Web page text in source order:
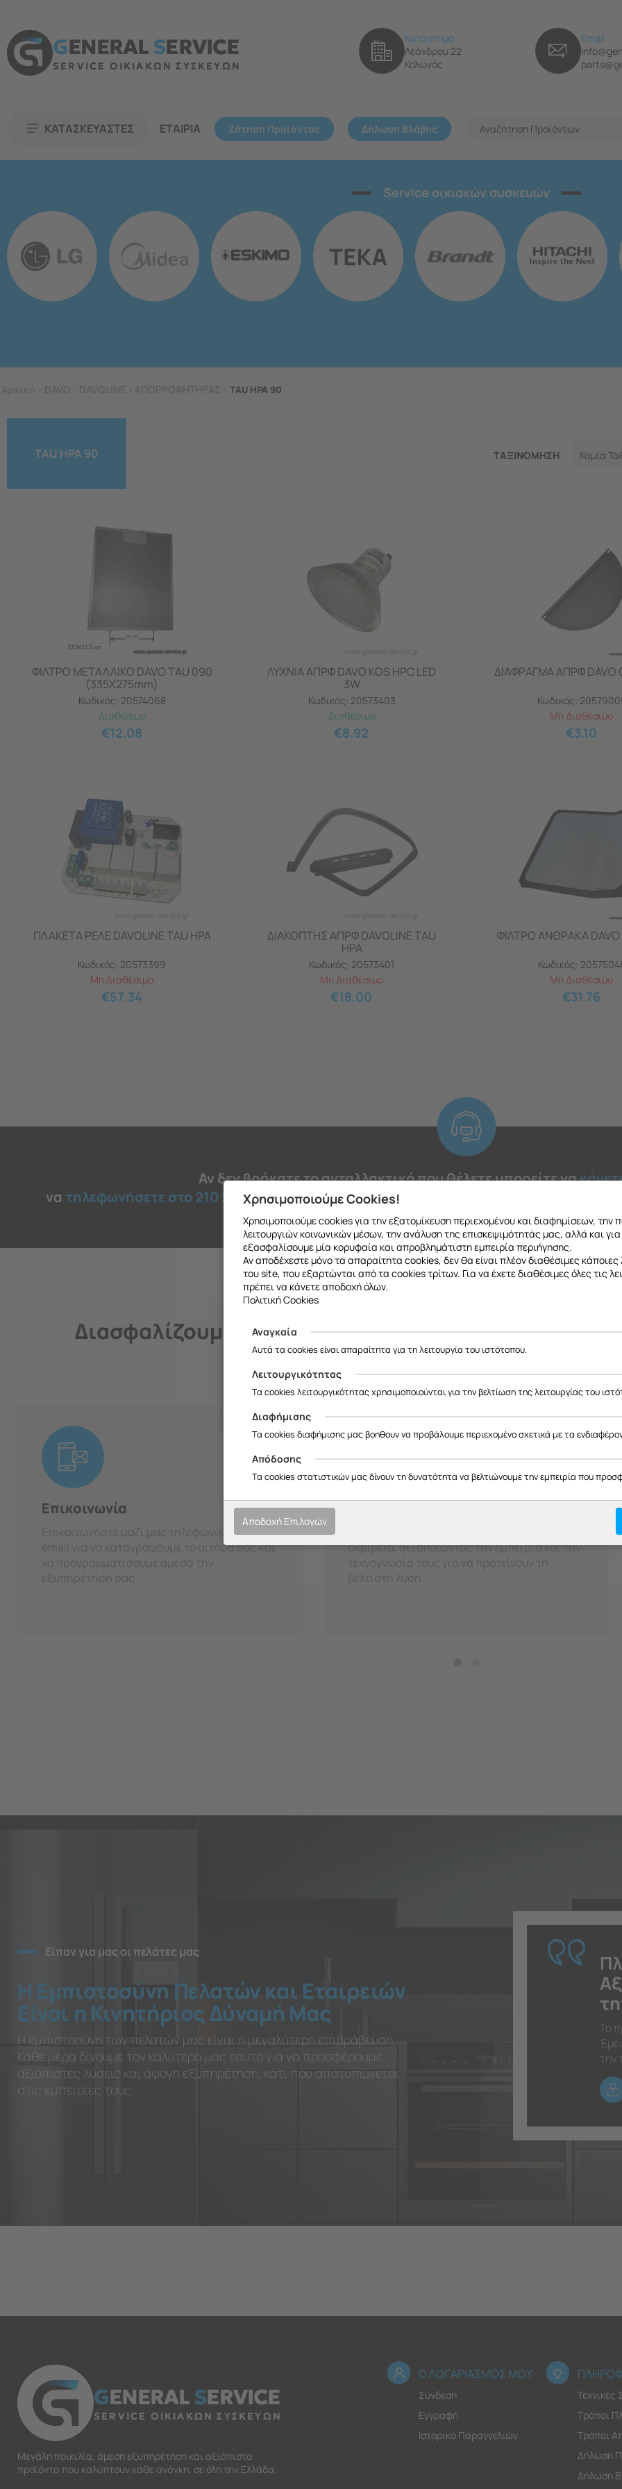
GENERALSERVICE
SERVICE ΟΙΚΙΑΚΩΝ ΣΥΣΚΕΥΩΝ
Κατάστημα
Λεάνδρου 22
Κολωνός
Email
ΚΑΤΑΣΚΕΥΑΣΤΕΣ ΕΤΑΙΡΙΑ Ζήτηση Προϊόντος Δήλωση Βλάβης
Service οικιακών συσκευών
TAU HPA 90
TAU HPA 90 ΤΑΞΙΝΟΜΗΣΗ Καμία
ΦΙΛΤΡΟ ΜΕΤΑΛΛΙΚΟ DAVO TAU 090
(335X275mm)
Κωδικός: 20574068
Διαθέσιμο
€12.08
ΛΥΧΝΙΑ ΑΠΡΦ DAVO KOS HPC LED
3W
Κωδικός: 20573403
Διαθέσιμο
€8.92
ΔΙΑΦΡΑΓΜΑ ΑΠΡΦ DAVO
Κωδικός:
Μη Διαθέσιμο
€3.10
ΠΛΑΚΕΤΑ ΡΕΛΕ DAVOLINE TAU HPA
Κωδικός: 20573399
Μη Διαθέσιμο
€57.34
ΔΙΑΚΟΠΤΗΣ ΑΠΡΦ DAVOLINE TAU
HPA
Κωδικός: 20573401
Μη Διαθέσιμο
€18.00
ΦΙΛΤΡΟ ΑΝΘΡΑΚΑ DAVO
Κωδικός:
Μη Διαθέσιμο
€31.76
Αν δεν βρήκατε το ανταλλακτικό που θέλετε μπορείτε να
να τηλεφωνήσετε στο 210 51 45 030για να μιλήσετε με εξειδικευμένο συνεργάτη
Διασφαλίζουμε την ποιοτική εξυπηρέτηση σε κάθε
υπευθυνότητα.
01
Επικοινωνία
Επικοινωνήστε μαζί μας τηλεφωνικά ή μέσω
email για να καταγράψουμε το αίτημά σας και
να προγραμματίσουμε άμεσα την
εξυπηρέτησή σας.
02
ακρίβεια, αξιοποιώντας την εμπειρία και την
τεχνογνωσία τους για να προτείνουν τη
βέλτιστη λύση.
Είπαν για μας οι πελάτες μας
Η Εμπιστοσύνη Πελατών και Εταιρειών
Είναι η Κινητήριος Δύναμή Μας
Η εμπιστοσύνη των πελατών μας είναι η μεγαλύτερη επιβράβευση.
Κάθε μέρα δίνουμε τον καλύτερό μας εαυτό για να προσφέρουμε
αξιόπιστες λύσεις και άψογη εξυπηρέτηση, κάτι που αποτυπώνεται
στις εμπειρίες τους.
Το
την
GENERALSERVICE
SERVICE ΟΙΚΙΑΚΩΝ ΣΥΣΚΕΥΩΝ
Μεγάλη ποικιλία, άμεση εξυπηρέτηση και αξιόπιστα
προϊόντα που καλύπτουν κάθε ανάγκη, σε όλη την Ελλάδα.
Ο ΛΟΓΑΡΙΑΣΜΟΣ ΜΟΥ
Σύνδεση
Εγγραφή
Ιστορικό Παραγγελιών
Τεχνικές
Τρόποι
Τρόποι
Δήλωση
Δήλωση
Χρησιμοποιούμε Cookies!
Χρησιμοποιούμε cookies για την εξατομίκευση περιεχομένου και διαφημίσεων, την
λειτουργιών κοινωνικών μέσων, την ανάλυση της επισκεψιμότητάς μας, αλλά και
εξασφαλίσουμε μία κορυφαία και απροβλημάτιστη εμπειρία περιήγησης.
Αν αποδέχεστε μόνο τα απαραίτητα cookies, δεν θα είναι πλέον διαθέσιμες κάποιες
του site, που εξαρτώνται από τα cookies τρίτων. Για να έχετε διαθέσιμες όλες τις
πρέπει να κάνετε αποδοχή όλων.
Πολιτική Cookies
Αναγκαία
Αυτά τα cookies είναι απαραίτητα για τη λειτουργία του ιστότοπου.
Λειτουργικότητας
Τα cookies λειτουργικότητας χρησιμοποιούνται για την βελτίωση της λειτουργίας του
Διαφήμισης
Τα cookies διαφήμισης μας βοηθουν να προβάλουμε περιεχομένο σχετικά με τα
Απόδοσης
Τα cookies στατιστικών μας δίνουν τη δυνατότητα να βελτιώνουμε την εμπειρία που
Αποδοχή Επιλογών
Θα θέλαμε να σας ενημερώσουμε ότι η επιχείρησή μας θα παραμείνει κλειστή
έως και 18/08, λόγω καλοκαιρινών διακοπών.
Θα είμαστε ξανά κοντά σας από19/08.
Σας ευχαριστούμε για την κατανόηση και σας ευχόμαστε καλό